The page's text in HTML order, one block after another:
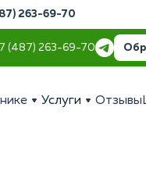
263-69-70
(487) 263-69-70
Услуги Отзывы